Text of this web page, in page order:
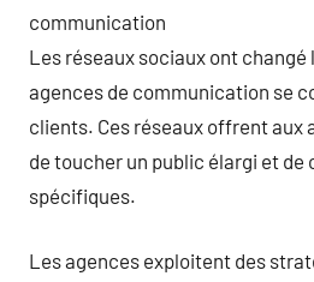
communication
Les réseaux sociaux ont changé
agences de communication se
clients. Ces réseaux offrent aux
de toucher un public élargi et de
spécifiques.
Les agences exploitent des